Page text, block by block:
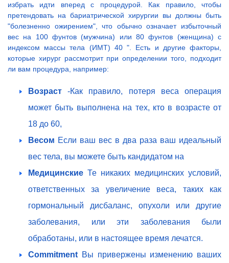
избрать идти вперед с процедурой. Как правило, чтобы
претендовать на бариатрической хирургии вы должны быть
"болезненно ожирением", что обычно означает избыточный
вес на 100 фунтов (мужчина) или 80 фунтов (женщина) с
индексом массы тела (ИМТ) 40 ". Есть и другие факторы,
которые хирург рассмотрит при определении того, подходит
ли вам процедура, например:
Возраст-Как правило, потеря веса операция
может быть выполнена на тех, кто в возрасте от
18 до 60,
Весом Если ваш вес в два раза ваш идеальный
вес тела, вы можете быть кандидатом на
Медицинские Те никаких медицинских условий,
ответственных за увеличение веса, таких как
гормональный дисбаланс, опухоли или другие
заболевания, или эти заболевания были
обработаны, или в настоящее время лечатся.
Commitment Вы привержены изменению ваших